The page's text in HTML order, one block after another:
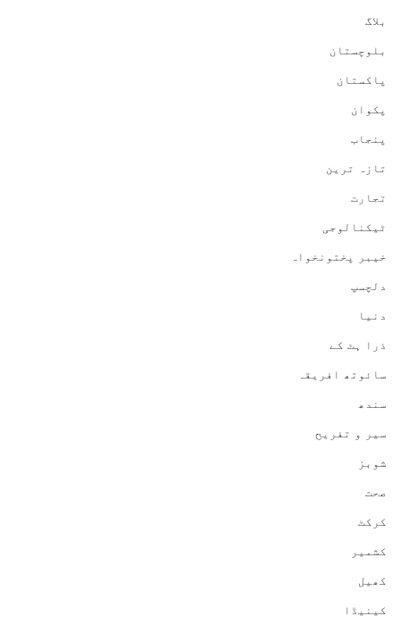
بلاگ
بلوچستان
پاکستان
پکوان
پنجاب
تازہ ترین
تجارت
ٹیکنالوجی
خیبر پختونخواہ
دلچسپ
دنیا
ذرا ہٹ کے
سائوتھ افریقہ
سندھ
سیر و تفریح
شوبز
صحت
کرکٹ
کشمیر
کھیل
کینیڈا